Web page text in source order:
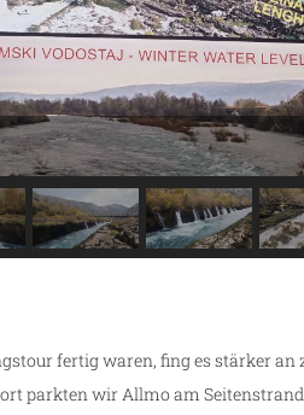
fertig waren, fing es stärker an
parkten wir Allmo am